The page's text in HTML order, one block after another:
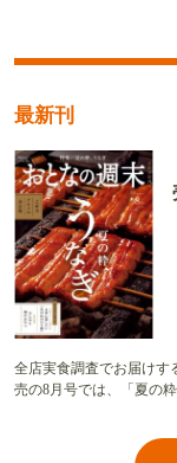
最新刊
全店実食調査でお届けす
売の8月号では、「夏の